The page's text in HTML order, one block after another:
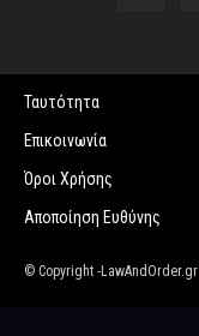
Ταυτότητα
Επικοινωνία
Όροι Χρήσης
Αποποίηση Ευθύνης
© Copyright -LawAndOrder.gr